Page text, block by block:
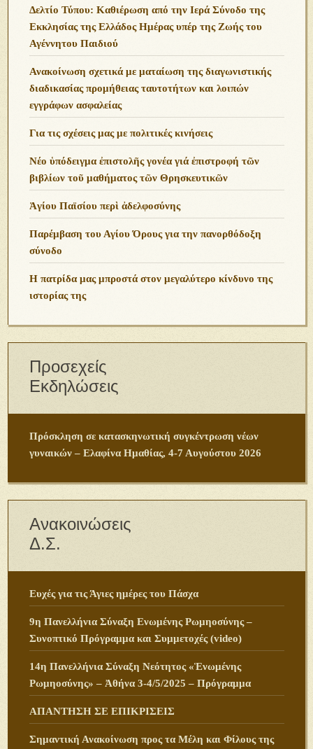
Δελτίο Τύπου: Καθιέρωση από την Ιερά Σύνοδο της
Εκκλησίας της Ελλάδος Ημέρας υπέρ της Ζωής του
Αγέννητου Παιδιού
Ανακοίνωση σχετικά με ματαίωση της διαγωνιστικής
διαδικασίας προμήθειας ταυτοτήτων και λοιπών
εγγράφων ασφαλείας
Για τις σχέσεις μας με πολιτικές κινήσεις
Νέο ὑπόδειγμα ἐπιστολῆς γονέα γιά ἐπιστροφή τῶν
βιβλίων τοῦ μαθήματος τῶν Θρησκευτικῶν
Ἁγίου Παϊσίου περὶ ἀδελφοσύνης
Παρέμβαση του Αγίου Όρους για την πανορθόδοξη
σύνοδο
Η πατρίδα μας μπροστά στον μεγαλύτερο κίνδυνο της
ιστορίας της
Προσεχείς
Εκδηλώσεις
Πρόσκληση σε κατασκηνωτική συγκέντρωση νέων
γυναικών – Ελαφίνα Ημαθίας, 4-7 Αυγούστου 2026
Ανακοινώσεις
Δ.Σ.
Ευχές για τις Άγιες ημέρες του Πάσχα
9η Πανελλήνια Σύναξη Ενωμένης Ρωμηοσύνης –
Συνοπτικό Πρόγραμμα και Συμμετοχές (video)
14η Πανελλήνια Σύναξη Νεότητος «Ἑνωμένης
Ρωμηοσύνης» – Ἀθήνα 3-4/5/2025 – Πρόγραμμα
ΑΠΑΝΤΗΣΗ ΣΕ ΕΠΙΚΡΙΣΕΙΣ
Σημαντική Ανακοίνωση προς τα Μέλη και Φίλους της